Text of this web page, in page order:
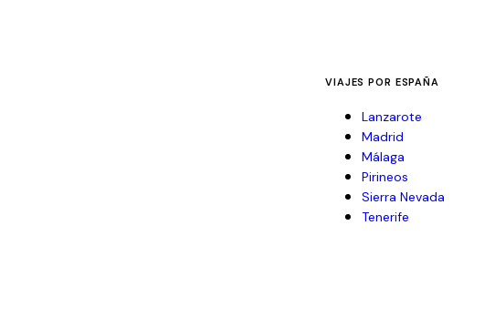
VIAJES POR ESPAÑA
Lanzarote
Madrid
Málaga
Pirineos
Sierra Nevada
Tenerife